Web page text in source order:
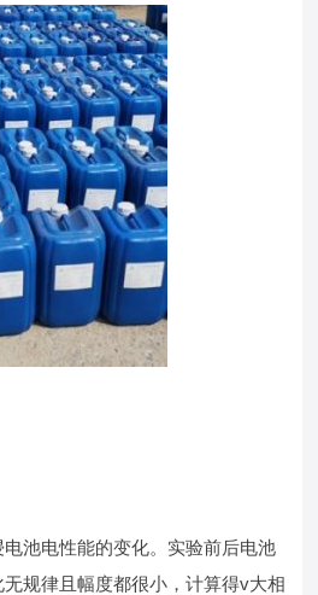
池电性能的变化。实验前后电池
规律且幅度都很小，计算得v大相